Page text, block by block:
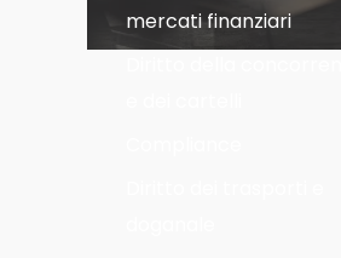
mercati finanziari